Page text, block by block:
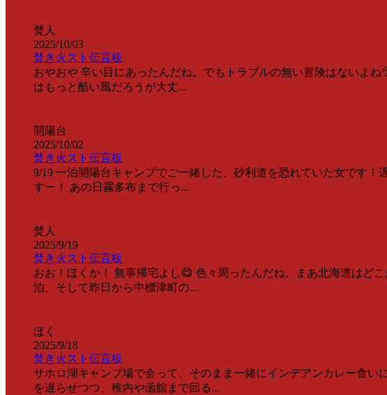
焚人
2025/10/03
焚き火スト伝言板
おやおや 辛い目にあったんだね。でもトラブルの無い冒険はないよ
はもっと酷い風だろうが大丈...
開陽台
2025/10/02
焚き火スト伝言板
9/19 一泊開陽台キャンプでご一緒した、砂利道を恐れていた女です
すー！ あの日霧多布まで行っ...
焚人
2025/9/19
焚き火スト伝言板
おお！ほくか！ 無事帰宅よし😋 色々周ったんだね。まあ北海道はど
泊、そして昨日から中標津町の...
ほく
2025/9/18
焚き火スト伝言板
サホロ湖キャンプ場で会って、そのまま一緒にインデアンカレー食
を遅らせつつ、稚内や函館まで回る...